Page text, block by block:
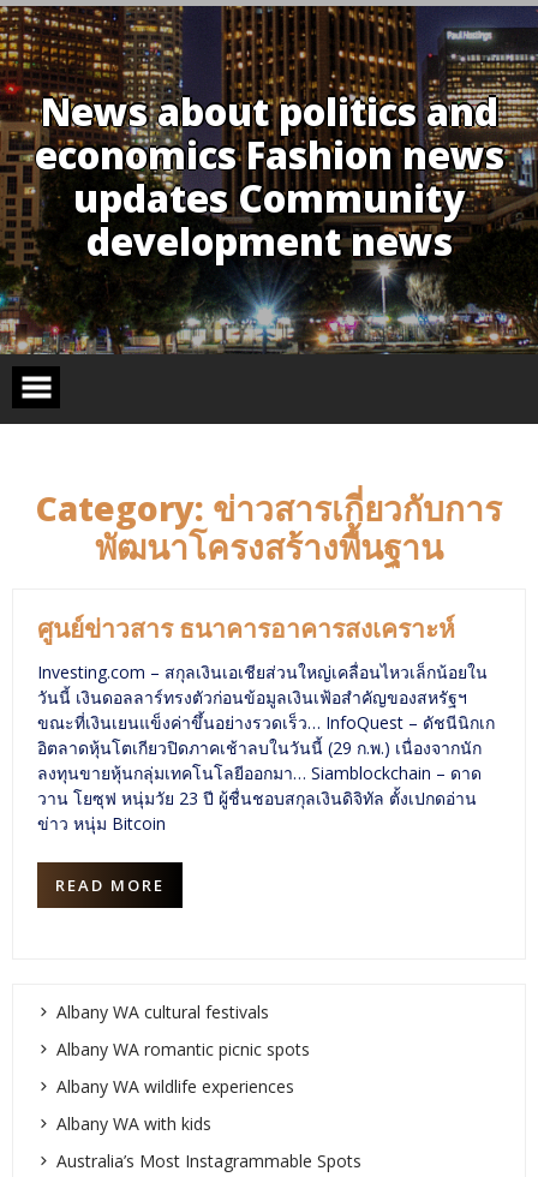
Skip
to
content
News about politics and
economics Fashion news
updates Community
development news
Category: ข่าวสารเกี่ยวกับการ
พัฒนาโครงสร้างพื้นฐาน
ศูนย์ข่าวสาร ธนาคารอาคารสงเคราะห์
Investing.com – สกุลเงินเอเชียส่วนใหญ่เคลื่อนไหวเล็กน้อยใน
วันนี้ เงินดอลลาร์ทรงตัวก่อนข้อมูลเงินเฟ้อสำคัญของสหรัฐฯ
ขณะที่เงินเยนแข็งค่าขึ้นอย่างรวดเร็ว… InfoQuest – ดัชนีนิกเก
อิตลาดหุ้นโตเกียวปิดภาคเช้าลบในวันนี้ (29 ก.พ.) เนื่องจากนัก
ลงทุนขายหุ้นกลุ่มเทคโนโลยีออกมา… Siamblockchain – ดาด
วาน โยซุฟ หนุ่มวัย 23 ปี ผู้ชื่นชอบสกุลเงินดิจิทัล ตั้งเปกดอ่าน
ข่าว หนุ่ม Bitcoin
READ MORE
Albany WA cultural festivals
Albany WA romantic picnic spots
Albany WA wildlife experiences
Albany WA with kids
Australia’s Most Instagrammable Spots